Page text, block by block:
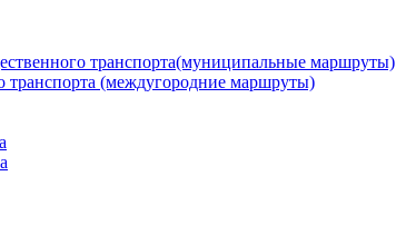
транспорта(муниципальные маршруты)
транспорта (междугородние маршруты)